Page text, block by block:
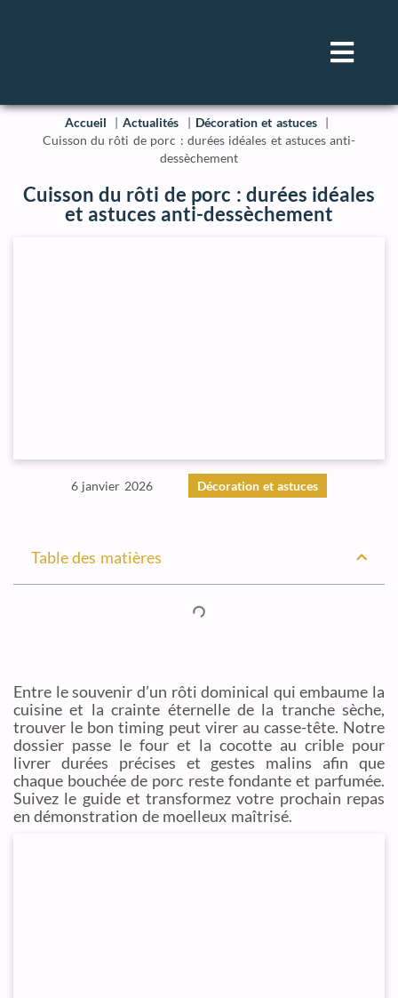
Accueil Actualités
Décoration et astuces
Cuisson du rôti de porc : durées idéales et astuces anti-
dessèchement
Cuisson du rôti de porc : durées idéales
et astuces anti-dessèchement
6 janvier 2026 Décoration et astuces
Table des matières
Entre le souvenir d’un rôti dominical qui embaume la
cuisine et la crainte éternelle de la tranche sèche,
trouver le bon timing peut virer au casse-tête. Notre
dossier passe le four et la cocotte au crible pour
livrer durées précises et gestes malins afin que
chaque bouchée de porc reste fondante et parfumée.
Suivez le guide et transformez votre prochain repas
en démonstration de moelleux maîtrisé.